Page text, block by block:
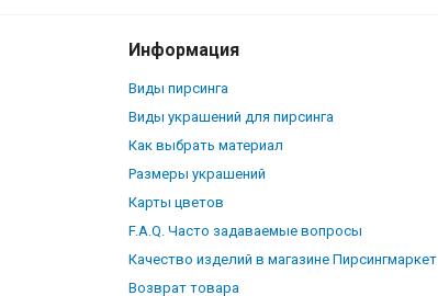
Информация
Виды пирсинга
Виды украшений для пирсинга
Как выбрать материал
Размеры украшений
Карты цветов
F.A.Q. Часто задаваемые вопросы
Качество изделий в магазине Пирсингмаркет
Возврат товара